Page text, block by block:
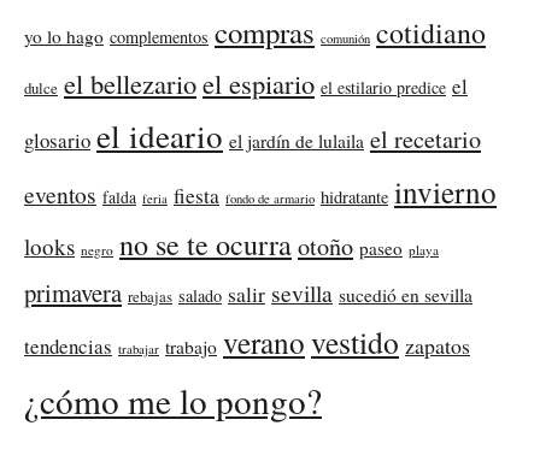
yo lo hago complementos compras comunión cotidiano
dulce el bellezarioel espiario el estilario predice el
glosario el ideario el jardín de lulaila el recetario
eventos falda feria fiesta fondo de armario hidratante invierno
looks negro no se te ocurraotoño paseo playa
primavera rebajas salado salir sevilla sucedió en sevilla
tendencias trabajar trabajo veranovestido zapatos
¿cómo me lo pongo?